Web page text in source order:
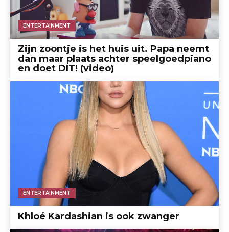
ENTERTAINMENT
Zijn zoontje is het huis uit. Papa neemt
dan maar plaats achter speelgoedpiano
en doet DIT! (video)
ENTERTAINMENT
Khloé Kardashian is ook zwanger